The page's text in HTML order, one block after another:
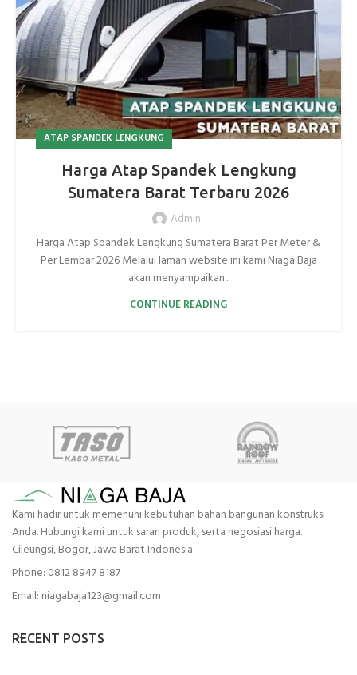
ATAP SPANDEK LENGKUNG
Harga Atap Spandek Lengkung
Sumatera Barat Terbaru 2026
Admin
Harga Atap Spandek Lengkung Sumatera Barat Per Meter &
Per Lembar 2026 Melalui laman website ini kami Niaga Baja
akan menyampaikan...
CONTINUE READING
Kami hadir untuk memenuhi kebutuhan bahan bangunan konstruksi
Anda. Hubungi kami untuk saran produk, serta negosiasi harga.
Cileungsi, Bogor, Jawa Barat Indonesia
Phone: 0812 8947 8187
Email: niagabaja123@gmail.com
RECENT POSTS